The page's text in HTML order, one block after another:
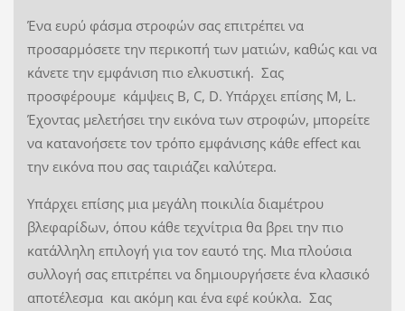
Ένα ευρύ φάσμα στροφών σας επιτρέπει να
προσαρμόσετε την περικοπή των ματιών, καθώς και να
κάνετε την εμφάνιση πιο ελκυστική. Σας
προσφέρουμε κάμψεις B, C, D. Υπάρχει επίσης M, L.
Έχοντας μελετήσει την εικόνα των στροφών, μπορείτε
να κατανοήσετε τον τρόπο εμφάνισης κάθε effect και
την εικόνα που σας ταιριάζει καλύτερα.
Υπάρχει επίσης μια μεγάλη ποικιλία διαμέτρου
βλεφαρίδων, όπου κάθε τεχνίτρια θα βρει την πιο
κατάλληλη επιλογή για τον εαυτό της. Μια πλούσια
συλλογή σας επιτρέπει να δημιουργήσετε ένα κλασικό
αποτέλεσμα και ακόμη και ένα εφέ κούκλα. Σας